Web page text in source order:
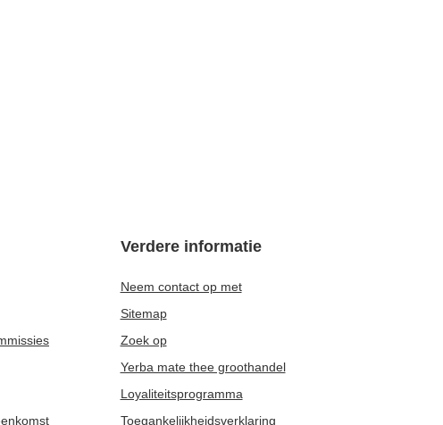
Verdere informatie
Neem contact op met
Sitemap
Zoek op
Yerba mate thee groothandel
Loyaliteitsprogramma
Toegankelijkheidsverklaring